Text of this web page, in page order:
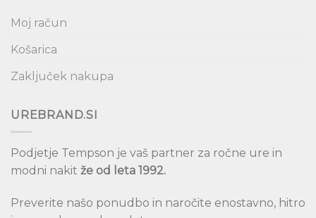
Moj račun
Košarica
Zaključek nakupa
UREBRAND.SI
Podjetje Tempson je vaš partner za ročne ure in
modni nakit že od leta 1992.
Preverite našo ponudbo in naročite enostavno, hitro